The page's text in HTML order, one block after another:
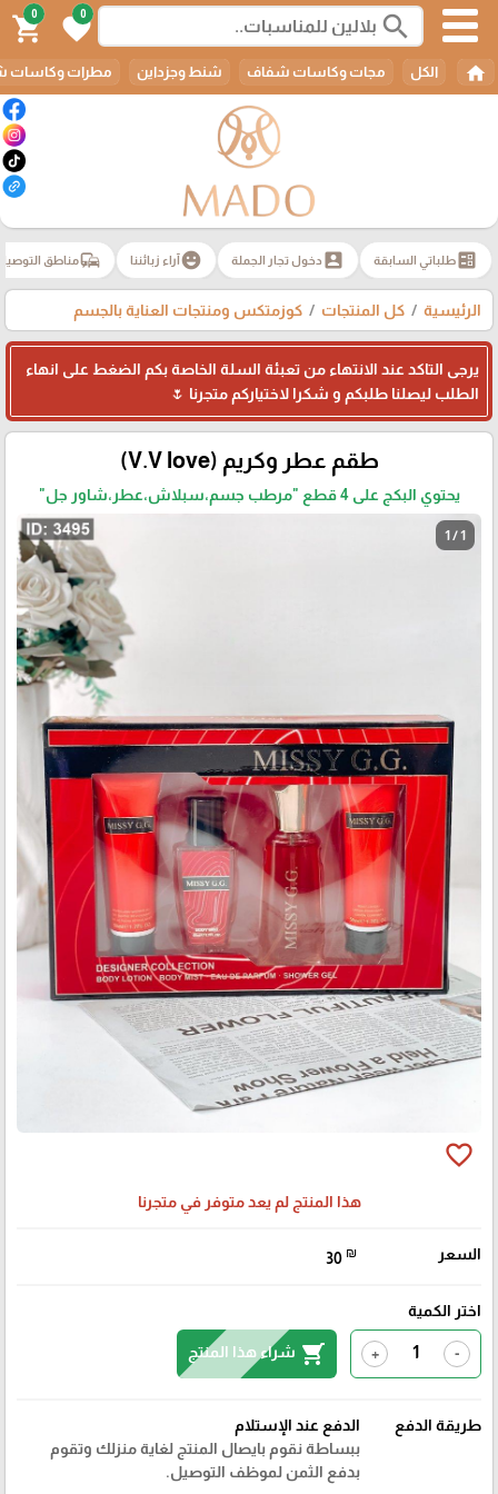
search
0
favorite
0
shopping_cart
home الكل مجات وكاسات شفاف شنط وجزداين مطرات وكاسات
ballotطلباتي السابقة account_box دخول تجار الجملة emoji_emotionsآراء زبائننا commuteمناطق
الرئيسية كل المنتجات كوزمتكس ومنتجات العناية بالجسم
يرجى التاكد عند الانتهاء من تعبئة السلة الخاصة بكم الضغط على انهاء
الطلب ليصلنا طلبكم و شكرا لاختياركم متجرنا 🌷
طقم عطر وكريم (V.V love)
يحتوي البكج على 4 قطع "مرطب جسم،سبلاش،عطر،شاور جل"
1 / 1
favorite_border
هذا المنتج لم يعد متوفر في متجرنا
السعر 30 ₪
اختر الكمية
-
+
shopping_cart شراء هذا المنتج
طريقة الدفع
الدفع عند الإستلام
ببساطة نقوم بايصال المنتج لغاية منزلك وتقوم
بدفع الثمن لموظف التوصيل.